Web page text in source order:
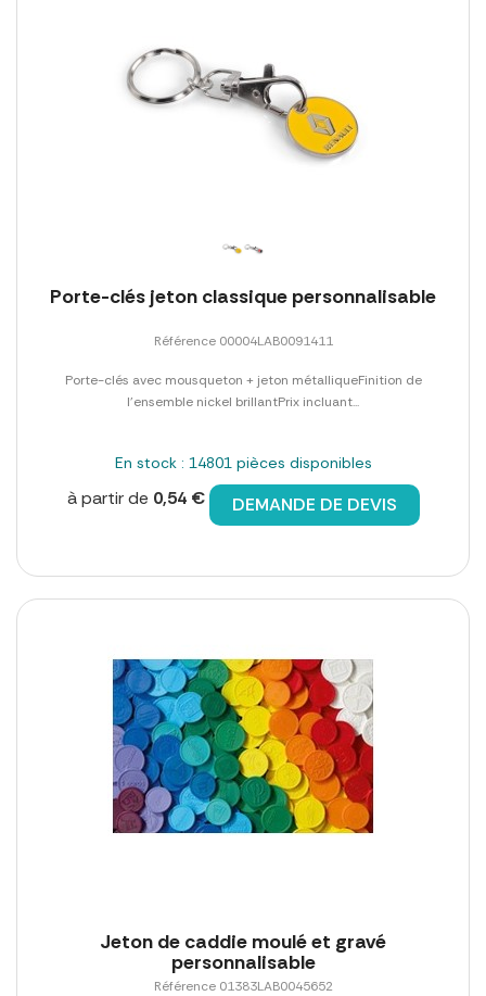
Porte-clés jeton classique personnalisable
Référence 00004LAB0091411
Porte-clés avec mousqueton + jeton métalliqueFinition de
l'ensemble nickel brillantPrix incluant...
En stock : 14801 pièces disponibles
à partir de 0,54 € DEMANDE DE DEVIS
Jeton de caddie moulé et gravé
personnalisable
Référence 01383LAB0045652